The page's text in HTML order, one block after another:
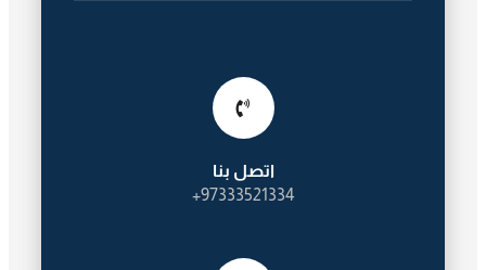
اتصل بنا
97333521334+